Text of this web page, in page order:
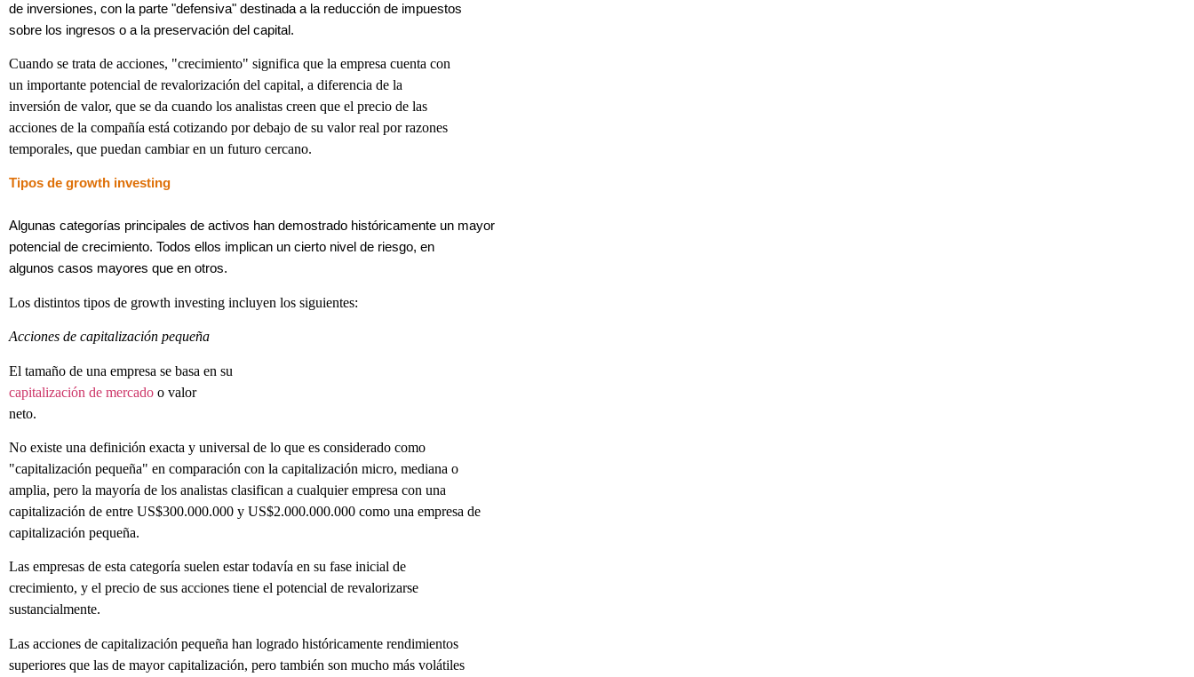
de inversiones, con la parte "defensiva" destinada a la reducción de impuestos
sobre los ingresos o a la preservación del capital.
Cuando se trata de acciones, "crecimiento" significa que la empresa cuenta con
un importante potencial de revalorización del capital, a diferencia de la
inversión de valor, que se da cuando los analistas creen que el precio de las
acciones de la compañía está cotizando por debajo de su valor real por razones
temporales, que puedan cambiar en un futuro cercano.
Tipos de growth investing
Algunas categorías principales de activos han demostrado históricamente un mayor
potencial de crecimiento. Todos ellos implican un cierto nivel de riesgo, en
algunos casos mayores que en otros.
Los distintos tipos de growth investing incluyen los siguientes:
Acciones de capitalización pequeña
El tamaño de una empresa se basa en su
capitalización de mercado o valor
neto.
No existe una definición exacta y universal de lo que es considerado como
"capitalización pequeña" en comparación con la capitalización micro, mediana o
amplia, pero la mayoría de los analistas clasifican a cualquier empresa con una
capitalización de entre US$300.000.000 y US$2.000.000.000 como una empresa de
capitalización pequeña.
Las empresas de esta categoría suelen estar todavía en su fase inicial de
crecimiento, y el precio de sus acciones tiene el potencial de revalorizarse
sustancialmente.
Las acciones de capitalización pequeña han logrado históricamente rendimientos
superiores que las de mayor capitalización, pero también son mucho más volátiles